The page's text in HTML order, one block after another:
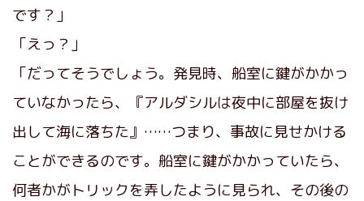
です？」
「えっ？」
「だってそうでしょう。発見時、船室に鍵がかかっ
ていなかったら、『アルダシルは夜中に部屋を抜け
出して海に落ちた』……つまり、事故に見せかける
ことができるのです。船室に鍵がかかっていたら、
何者かがトリックを弄したように見られ、その後の